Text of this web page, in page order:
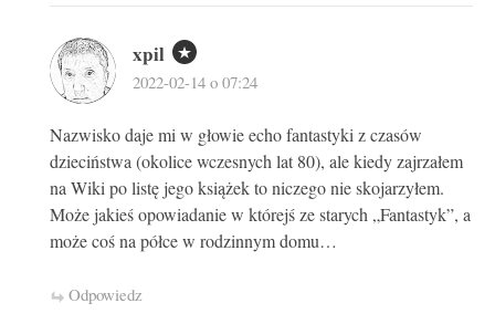
xpil
2022-02-14 o 07:24
Nazwisko daje mi w głowie echo fantastyki z czasów
dzieciństwa (okolice wczesnych lat 80), ale kiedy zajrzałem
na Wiki po listę jego książek to niczego nie skojarzyłem.
Może jakieś opowiadanie w którejś ze starych „Fantastyk”, a
może coś na półce w rodzinnym domu…
Odpowiedz